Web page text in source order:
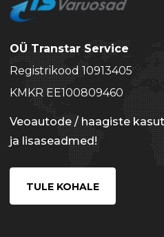
OÜ Transtar Service
Registrikood 10913405
KMKR EE100809460
Veoautode / haagiste
ja lisaseadmed!
TULE KOHALE